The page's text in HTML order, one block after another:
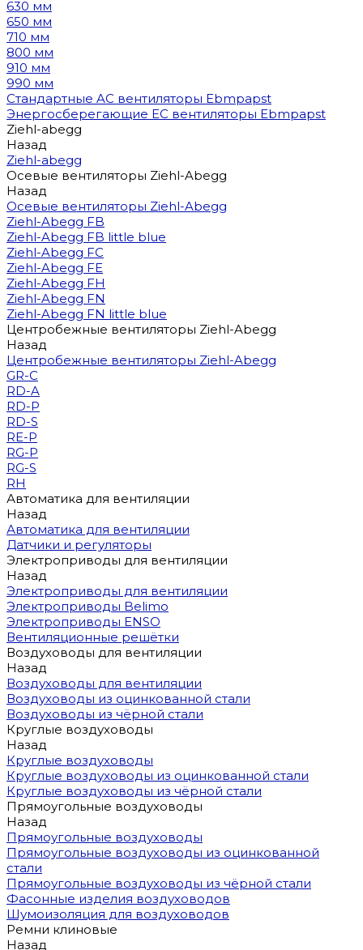
630 мм
650 мм
710 мм
800 мм
910 мм
990 мм
Стандартные AC вентиляторы Ebmpapst
Энергосберегающие EC вентиляторы Ebmpapst
Ziehl-abegg
Назад
Ziehl-abegg
Осевые вентиляторы Ziehl-Abegg
Назад
Осевые вентиляторы Ziehl-Abegg
Ziehl-Abegg FB
Ziehl-Abegg FB little blue
Ziehl-Abegg FC
Ziehl-Abegg FE
Ziehl-Abegg FH
Ziehl-Abegg FN
Ziehl-Abegg FN little blue
Центробежные вентиляторы Ziehl-Abegg
Назад
Центробежные вентиляторы Ziehl-Abegg
GR-C
RD-A
RD-P
RD-S
RE-P
RG-P
RG-S
RH
Автоматика для вентиляции
Назад
Автоматика для вентиляции
Датчики и регуляторы
Электроприводы для вентиляции
Назад
Электроприводы для вентиляции
Электроприводы Belimo
Электроприводы ENSO
Вентиляционные решётки
Воздуховоды для вентиляции
Назад
Воздуховоды для вентиляции
Воздуховоды из оцинкованной стали
Воздуховоды из чёрной стали
Круглые воздуховоды
Назад
Круглые воздуховоды
Круглые воздуховоды из оцинкованной стали
Круглые воздуховоды из чёрной стали
Прямоугольные воздуховоды
Назад
Прямоугольные воздуховоды
Прямоугольные воздуховоды из оцинкованной
стали
Прямоугольные воздуховоды из чёрной стали
Фасонные изделия воздуховодов
Шумоизоляция для воздуховодов
Ремни клиновые
Назад